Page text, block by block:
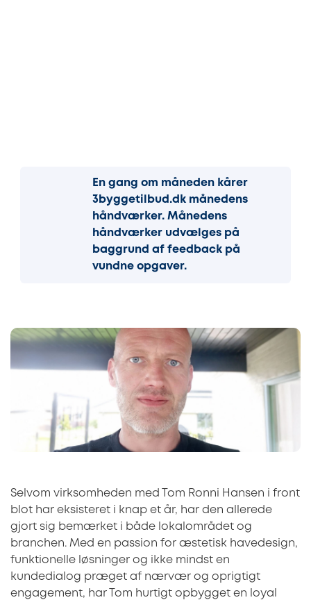
En gang om måneden kårer
3byggetilbud.dk månedens
håndværker. Månedens
håndværker udvælges på
baggrund af feedback på
vundne opgaver.
Selvom virksomheden med Tom Ronni Hansen i front
blot har eksisteret i knap et år, har den allerede
gjort sig bemærket i både lokalområdet og
branchen. Med en passion for æstetisk havedesign,
funktionelle løsninger og ikke mindst en
kundedialog præget af nærvær og oprigtigt
engagement, har Tom hurtigt opbygget en loyal